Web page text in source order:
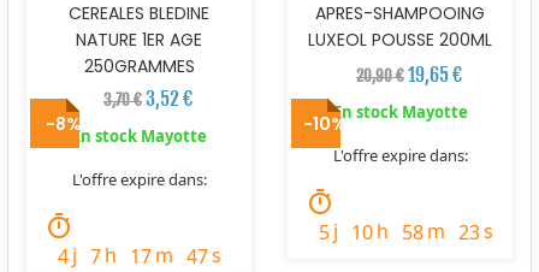
CEREALES BLEDINE
NATURE 1ER AGE
250GRAMMES
3,70 €3,52 €
En stock Mayotte
L'offre expire dans:
timer
4j 7h 17m 46s
APRES-SHAMPOOING
LUXEOL POUSSE 200ML
20,90 €19,65 €
En stock Mayotte
L'offre expire dans:
timer
5j 10h 58m 22s
-8% -10%